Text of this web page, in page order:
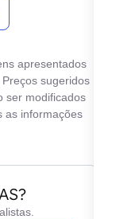
em couro
apresentados
sugeridos
ser modificados
as informações